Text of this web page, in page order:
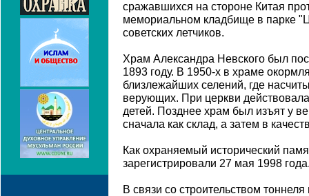
сражавшихся на стороне Китая
мемориальном кладбище в парке
советских летчиков.
Храм Александра Невского был
1893 году. В 1950-х в храме
близлежайших селений, где
верующих. При церкви
детей. Позднее храм был изъят у
сначала как склад, а затем в
Как охраняемый исторический
зарегистрировали 27 мая 1998
В связи со строительством